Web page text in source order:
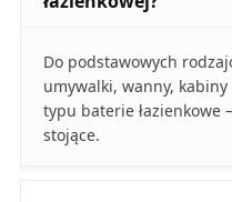
Do podstawowych
umywalki, wanny,
typu baterie łazienkowe
stojące.